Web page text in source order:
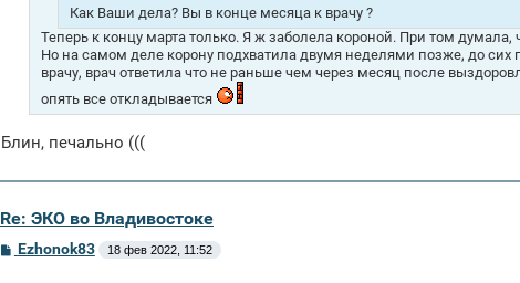
Как Ваши дела? Вы в конце месяца к врачу ?
Теперь к концу марта только. Я ж заболела короной. При том
Но на самом деле корону подхватила двумя неделями позже, до
врачу, врач ответила что не раньше чем через месяц после
опять все откладывается
Блин, печально (((
Re: ЭКО во Владивостоке
СEzhonok83 18 фев 2022, 11:52